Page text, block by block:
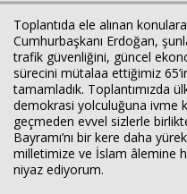
Toplantıda ele alınan
Cumhurbaşkanı Erdoğan,
trafik güvenliğini, güncel
sürecini mütalaa ettiğimiz
tamamladık. Toplantımızda
demokrasi yolculuğuna ivme
geçmeden evvel sizlerle
Bayramı’nı bir kere daha
milletimize ve İslam âlemine
niyaz ediyorum.